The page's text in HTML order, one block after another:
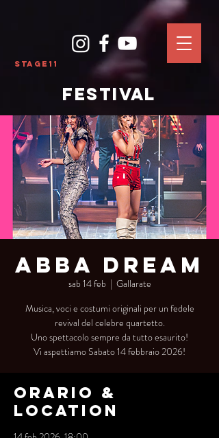
Stage11
FESTIVAL
Abba Dream
sab 14 feb
  |
Gallarate
Musica, voci e costumi originali per un fedele
revival del celebre quartetto.
Uno spettacolo sempre da tutto esaurito!
Vi aspettiamo Sabato 14 febbraio 2026!
Orario &
Location